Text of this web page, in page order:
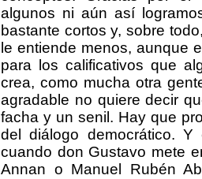
algunos ni aún así
bastante cortos y, sobre
le entiende menos, aunque
para los calificativos que
crea, como mucha otra
agradable no quiere decir
facha y un senil. Hay que
del diálogo democrático.
cuando don Gustavo mete
Annan o Manuel Rubén